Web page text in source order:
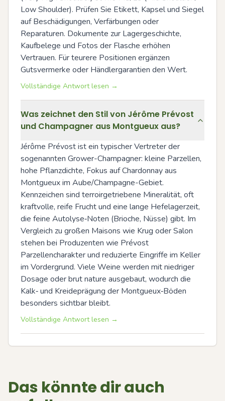
Low Shoulder). Prüfen Sie Etikett, Kapsel und Siegel
auf Beschädigungen, Verfärbungen oder
Reparaturen. Dokumente zur Lagergeschichte,
Kaufbelege und Fotos der Flasche erhöhen
Vertrauen. Für teurere Positionen ergänzen
Gutsvermerke oder Händlergarantien den Wert.
Vollständige Antwort lesen →
Was zeichnet den Stil von Jérôme Prévost
und Champagner aus Montgueux aus?
Jérôme Prévost ist ein typischer Vertreter der
sogenannten Grower-Champagner: kleine Parzellen,
hohe Pflanzdichte, Fokus auf Chardonnay aus
Montgueux im Aube/Champagne-Gebiet.
Kennzeichen sind terroirgetriebene Mineralität, oft
kraftvolle, reife Frucht und eine lange Hefelagerzeit,
die feine Autolyse‑Noten (Brioche, Nüsse) gibt. Im
Vergleich zu großen Maisons wie Krug oder Salon
stehen bei Produzenten wie Prévost
Parzellencharakter und reduzierte Eingriffe im Keller
im Vordergrund. Viele Weine werden mit niedriger
Dosage oder brut nature ausgebaut, wodurch die
Kalk‑ und Kreideprägung der Montgueux‑Böden
besonders sichtbar bleibt.
Vollständige Antwort lesen →
Das könnte dir auch